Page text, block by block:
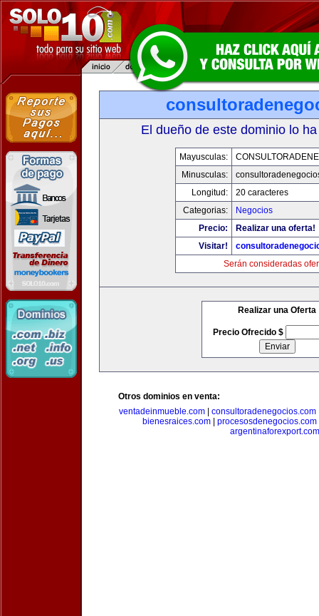
El dueño de este dominio lo
Mayusculas:
Minusculas:
Longitud:
20 caracteres
Categorias:
Negocios
Precio:
Realizar una oferta!
Visitar!
Serán consideradas
Realizar una Oferta
Precio Ofrecido $
Otros dominios en venta:
ventadeinmueble.com| consultoradenegocios.com
bienesraices.com
procesosdenegocios.com
argentinaforexport.com